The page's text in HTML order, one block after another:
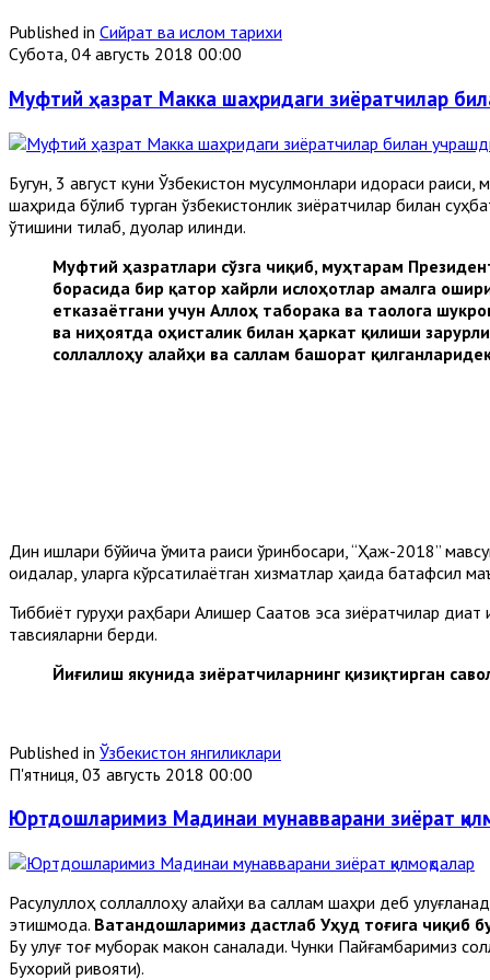
Published in Сийрат ва ислом тарихи
Субота, 04 августь 2018 00:00
Муфтий ҳазрат Макка шаҳридаги зиёратчилар
Бугун, 3 август куни Ўзбекистон мусулмонлари идораси
шаҳрида бўлиб турган ўзбекистонлик зиёратчилар билан
ўтишини тилаб, дуолар қилинди.
Муфтий ҳазратлари сўзга чиқиб, муҳтарам
борасида бир қатор хайрли ислоҳотлар амалга
етказаётгани учун Аллоҳ таборака ва таолога
ва ниҳоятда оҳисталик билан ҳаркат қилиши
соллаллоҳу алайҳи ва саллам башорат
Дин ишлари бўйича қўмита раиси ўринбосари, “Ҳаж-2018”
қоидалар, уларга кўрсатилаётган хизматлар ҳақида батафсил
Тиббиёт гуруҳи раҳбари Алишер Саатов эса зиёратчилар
тавсияларни берди.
Йиғилиш якунида зиёратчиларнинг қизиқтирган
Published in Ўзбекистон янгиликлари
П'ятниця, 03 августь 2018 00:00
Юртдошларимиз Мадинаи мунавварани зиёрат
Расулуллоҳ соллаллоҳу алайҳи ва саллам шаҳри деб
этишмоқда. Ватандошларимиз дастлаб Уҳуд тоғига чиқиб
Бу улуғ тоғ муборак макон саналади. Чунки Пайғамбаримиз
Бухорий ривояти).